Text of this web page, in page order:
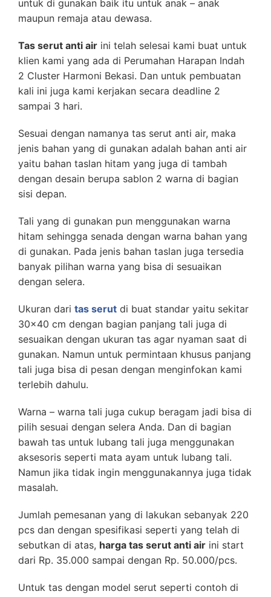
untuk di gunakan baik itu untuk anak – anak
maupun remaja atau dewasa.
Tas serut anti air ini telah selesai kami buat untuk
klien kami yang ada di Perumahan Harapan Indah
2 Cluster Harmoni Bekasi. Dan untuk pembuatan
kali ini juga kami kerjakan secara deadline 2
sampai 3 hari.
Sesuai dengan namanya tas serut anti air, maka
jenis bahan yang di gunakan adalah bahan anti air
yaitu bahan taslan hitam yang juga di tambah
dengan desain berupa sablon 2 warna di bagian
sisi depan.
Tali yang di gunakan pun menggunakan warna
hitam sehingga senada dengan warna bahan yang
di gunakan. Pada jenis bahan taslan juga tersedia
banyak pilihan warna yang bisa di sesuaikan
dengan selera.
Ukuran dari tas serut di buat standar yaitu sekitar
30×40 cm dengan bagian panjang tali juga di
sesuaikan dengan ukuran tas agar nyaman saat di
gunakan. Namun untuk permintaan khusus panjang
tali juga bisa di pesan dengan menginfokan kami
terlebih dahulu.
Warna – warna tali juga cukup beragam jadi bisa di
pilih sesuai dengan selera Anda. Dan di bagian
bawah tas untuk lubang tali juga menggunakan
aksesoris seperti mata ayam untuk lubang tali.
Namun jika tidak ingin menggunakannya juga tidak
masalah.
Jumlah pemesanan yang di lakukan sebanyak 220
pcs dan dengan spesifikasi seperti yang telah di
sebutkan di atas, harga tas serut anti air ini start
dari Rp. 35.000 sampai dengan Rp. 50.000/pcs.
Untuk tas dengan model serut seperti contoh di